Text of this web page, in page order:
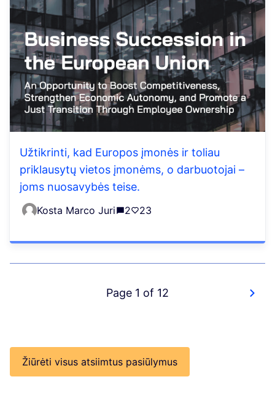
Užtikrinti, kad Europos įmonės ir toliau
priklausytų vietos įmonėms, o darbuotojai –
joms nuosavybės teise.
Kosta Marco Juri 2 23
Page 1 of 12
Žiūrėti visus atsiimtus pasiūlymus